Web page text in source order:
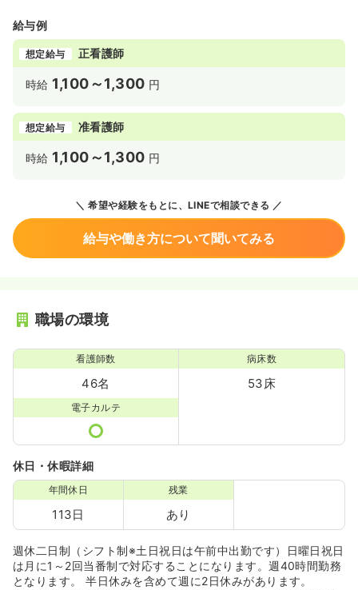
給与例
想定給与 正看護師
時給 1,100～1,300 円
想定給与 准看護師
時給 1,100～1,300 円
希望や経験をもとに、LINEで相談できる
給与や働き方について聞いてみる
職場の環境
看護師数
46名
病床数
53床
電子カルテ
休日・休暇詳細
年間休日
113日
残業
あり
週休二日制（シフト制※土日祝日は午前中出勤です）日曜日祝日
は月に1～2回当番制で対応することになります。週40時間勤務
となります。 半日休みを含めて週に2日休みがあります。